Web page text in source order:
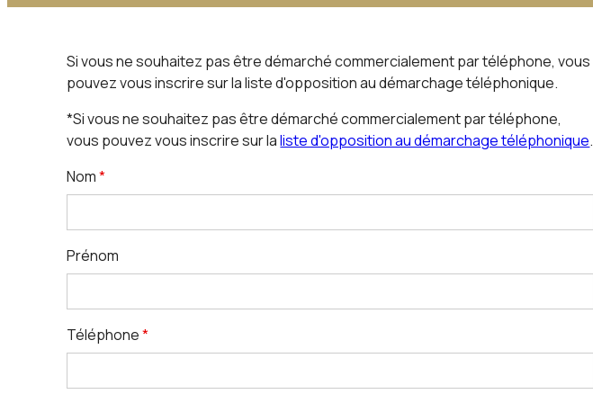
Si vous ne souhaitez pas être démarché commercialement par téléphone, vous
pouvez vous inscrire sur la liste d'opposition au démarchage téléphonique.
*Si vous ne souhaitez pas être démarché commercialement par téléphone,
vous pouvez vous inscrire sur laliste d'opposition au démarchage téléphonique.
Nom*
Prénom
Téléphone*